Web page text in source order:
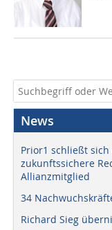
News
Prior1 schließt
zukunftssichere
Allianzmitglied
34
Richard Sieg